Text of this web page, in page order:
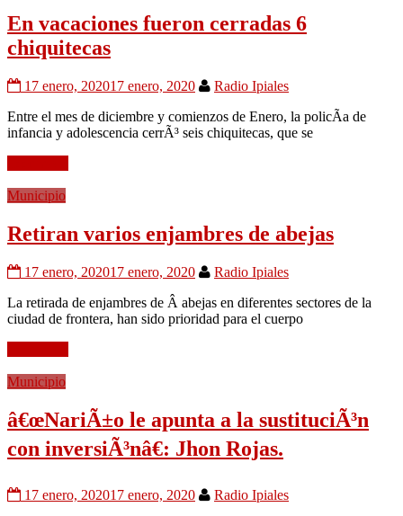
En vacaciones fueron cerradas 6
chiquitecas
17 enero, 202017 enero, 2020
Radio Ipiales
Entre el mes de diciembre y comienzos de Enero, la policÃ­a de
infancia y adolescencia cerrÃ³ seis chiquitecas, que se
Municipio
Retiran varios enjambres de abejas
17 enero, 202017 enero, 2020
Radio Ipiales
La retirada de enjambres de Â abejas en diferentes sectores de la
ciudad de frontera, han sido prioridad para el cuerpo
Municipio
â€œNariÃ±o le apunta a la sustituciÃ³n
con inversiÃ³nâ€: Jhon Rojas.
17 enero, 202017 enero, 2020
Radio Ipiales